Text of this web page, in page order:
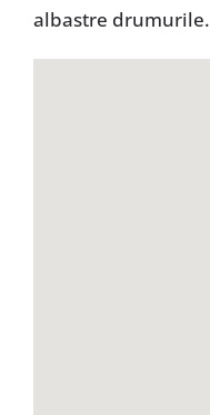
albastre drumurile.